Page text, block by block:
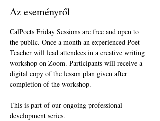
Az eseményről
CalPoets Friday Sessions are free and open to
the public. Once a month an experienced Poet
Teacher will lead attendees in a creative writing
workshop on Zoom. Participants will receive a
digital copy of the lesson plan given after
completion of the workshop.
This is part of our ongoing professional
development series.